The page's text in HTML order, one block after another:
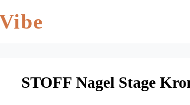
STOFF Nagel Stage